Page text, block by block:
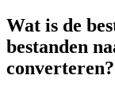
Wat is de
bestanden
converteren?